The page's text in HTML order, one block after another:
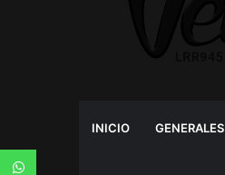
INICIO GENERALES